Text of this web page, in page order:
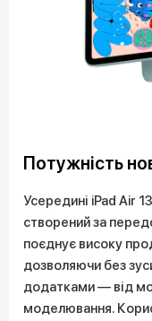
Потужність
Усередині iPad Air
створений за
поєднує високу
дозволяючи без
додатками — від
моделювання.